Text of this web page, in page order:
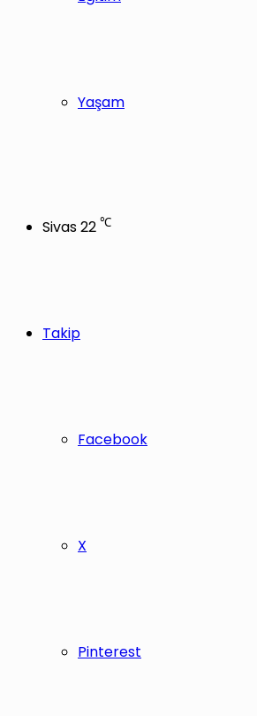
Yaşam
Sivas22 ℃
Takip
Facebook
X
Pinterest